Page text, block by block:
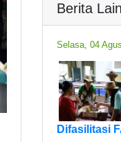
Berita
Selasa, 04
Difasilitasi